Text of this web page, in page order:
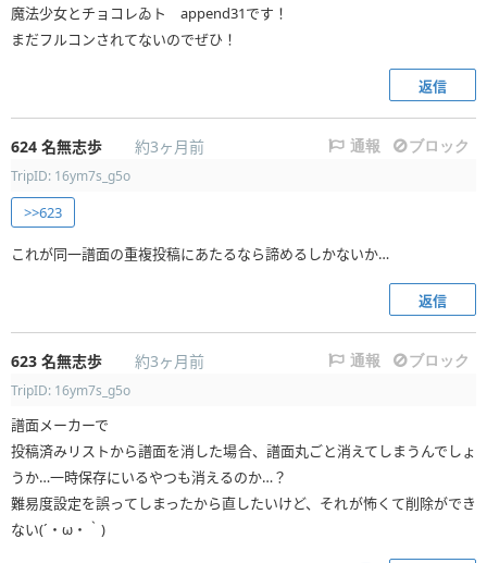
魔法少女とチョコレゐト append31です！
まだフルコンされてないのでぜひ！
返信
624 名無志歩 約3ヶ月前 通報 ブロック
TripID: 16ym7s_g5o
>>623
これが同一譜面の重複投稿にあたるなら諦めるしかないか…
返信
623 名無志歩 約3ヶ月前 通報 ブロック
TripID: 16ym7s_g5o
譜面メーカーで
投稿済みリストから譜面を消した場合、譜面丸ごと消えてしまうんでしょ
うか…一時保存にいるやつも消えるのか…？
難易度設定を誤ってしまったから直したいけど、それが怖くて削除ができ
ない(´・ω・｀)